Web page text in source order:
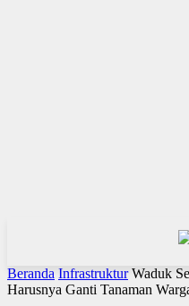
Beranda Infrastruktur Waduk
Harusnya Ganti Tanaman